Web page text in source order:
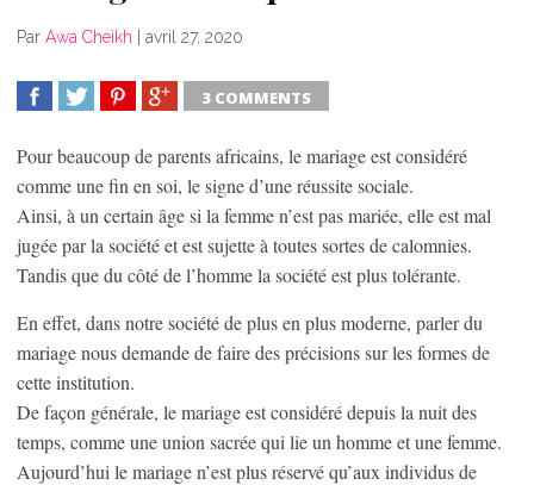
Par Awa Cheikh | avril 27, 2020
3 COMMENTS
Pour beaucoup de parents africains, le mariage est considéré
comme une fin en soi, le signe d’une réussite sociale.
Ainsi, à un certain âge si la femme n’est pas mariée, elle est mal
jugée par la société et est sujette à toutes sortes de calomnies.
Tandis que du côté de l’homme la société est plus tolérante.
En effet, dans notre société de plus en plus moderne, parler du
mariage nous demande de faire des précisions sur les formes de
cette institution.
De façon générale, le mariage est considéré depuis la nuit des
temps, comme une union sacrée qui lie un homme et une femme.
Aujourd’hui le mariage n’est plus réservé qu’aux individus de